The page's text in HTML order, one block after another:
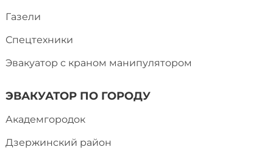
Газели
Спецтехники
Эвакуатор с краном манипулятором
ЭВАКУАТОР ПО ГОРОДУ
Академгородок
Дзержинский район